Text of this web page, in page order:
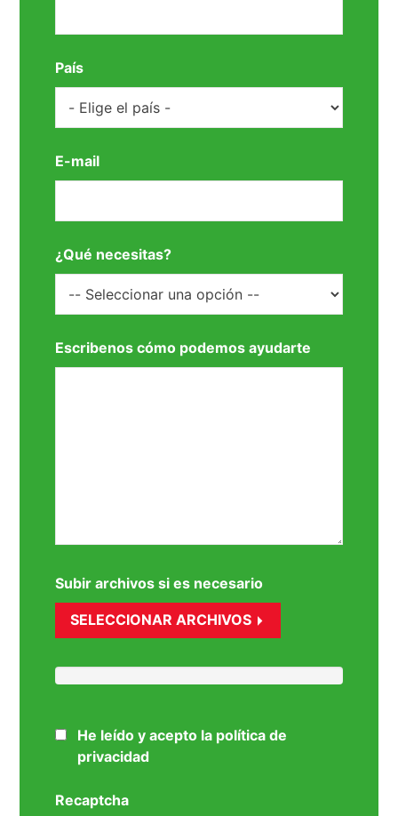
País
E-mail
¿Qué necesitas?
Escribenos cómo podemos ayudarte
Subir archivos si es necesario
SELECCIONAR ARCHIVOS
He leído y acepto la política de
privacidad
Recaptcha